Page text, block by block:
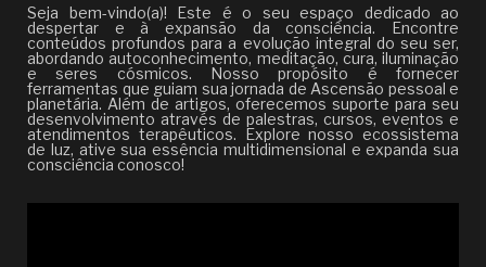
Seja bem-vindo(a)! Este é o seu espaço dedicado ao
despertar e à expansão da consciência. Encontre
conteúdos profundos para a evolução integral do seu ser,
abordando autoconhecimento, meditação, cura, iluminação
e seres cósmicos. Nosso propósito é fornecer
ferramentas que guiam sua jornada de Ascensão pessoal e
planetária. Além de artigos, oferecemos suporte para seu
desenvolvimento através de palestras, cursos, eventos e
atendimentos terapêuticos. Explore nosso ecossistema
de luz, ative sua essência multidimensional e expanda sua
consciência conosco!